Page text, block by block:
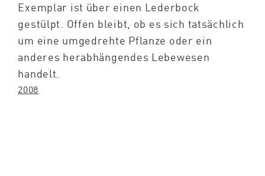
Exemplar ist über einen Lederbock
gestülpt. Offen bleibt, ob es sich tatsächlich
um eine umgedrehte Pflanze oder ein
anderes herabhängendes Lebewesen
handelt.
2008